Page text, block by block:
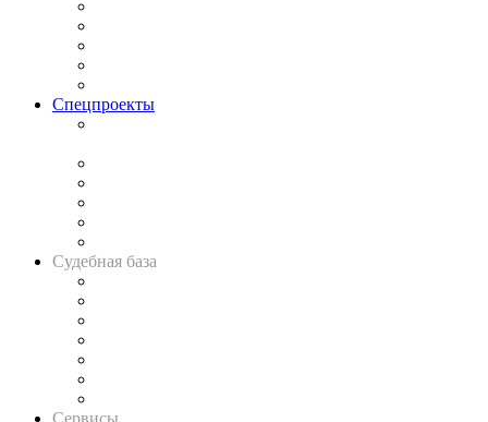
Спецпроекты
Судебная база
Сервисы